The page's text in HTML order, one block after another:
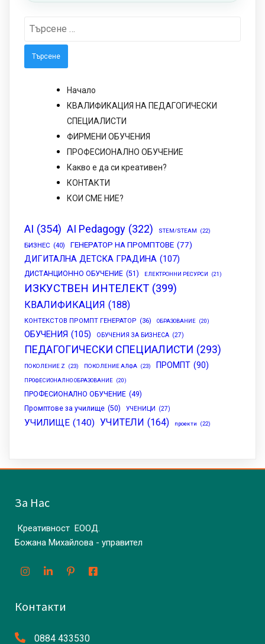
Търсене
Начало
КВАЛИФИКАЦИЯ НА ПЕДАГОГИЧЕСКИ
СПЕЦИАЛИСТИ
ФИРМЕНИ ОБУЧЕНИЯ
ПРОФЕСИОНАЛНО ОБУЧЕНИЕ
Какво е да си креативен?
КОНТАКТИ
КОИ СМЕ НИЕ?
AI (354) AI Pedagogy (322) STEM/STEAM (22)
БИЗНЕС (40) ГЕНЕРАТОР НА ПРОМПТОВЕ (77)
ДИГИТАЛНА ДЕТСКА ГРАДИНА (107)
ДИСТАНЦИОННО ОБУЧЕНИЕ (51) ЕЛЕКТРОННИ РЕСУРСИ (21)
ИЗКУСТВЕН ИНТЕЛЕКТ (399)
КВАЛИФИКАЦИЯ (188)
КОНТЕКСТОВ ПРОМПТ ГЕНЕРАТОР (36) ОБРАЗОВАНИЕ (20)
ОБУЧЕНИЯ (105) ОБУЧЕНИЯ ЗА БИЗНЕСА (27)
ПЕДАГОГИЧЕСКИ СПЕЦИАЛИСТИ (293)
ПОКОЛЕНИЕ Z (23) ПОКОЛЕНИЕ АЛФА (23) ПРОМПТ (90)
ПРОФЕСИОНАЛНО ОБРАЗОВАНИЕ (20)
ПРОФЕСИОНАЛНО ОБУЧЕНИЕ (49)
Промптове за училище (50) УЧЕНИЦИ (27)
УЧИЛИЩЕ (140) УЧИТЕЛИ (164) проекти (22)
За Нас
Креативност ЕООД.
Божана Михайлова - управител
Контакти
0884 433530